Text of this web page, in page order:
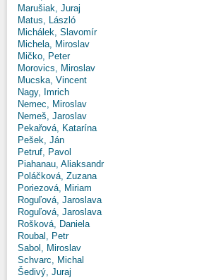
Marušiak, Juraj
Matus, László
Michálek, Slavomír
Michela, Miroslav
Mičko, Peter
Morovics, Miroslav
Mucska, Vincent
Nagy, Imrich
Nemec, Miroslav
Nemeš, Jaroslav
Pekařová, Katarína
Pešek, Ján
Petruf, Pavol
Piahanau, Aliaksandr
Poláčková, Zuzana
Poriezová, Miriam
Roguľová, Jaroslava
Roguľová, Jaroslava
Rošková, Daniela
Roubal, Petr
Sabol, Miroslav
Schvarc, Michal
Šedivý, Juraj